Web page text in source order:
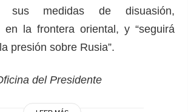
sus medidas de disuasión,
en la frontera oriental, y “seguirá
presión sobre Rusia”.
del Presidente